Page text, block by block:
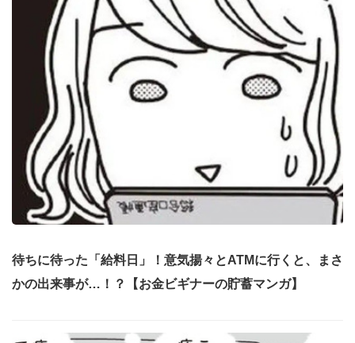
待ちに待った「給料日」！意気揚々とATMに行くと、まさ
かの出来事が…！？【お金ビギナーの貯蓄マンガ】